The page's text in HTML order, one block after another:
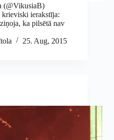
(@VikusiaB)
ierakstīja:
ka pilsētā nav
25. Aug, 2015